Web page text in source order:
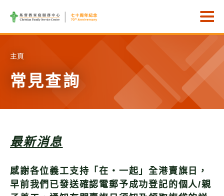
打
主頁
常見查詢
最新消息
感謝各位義工支持「在‧一起」全港賣旗日，
早前我們已發送確認電郵予成功登記的個人/親